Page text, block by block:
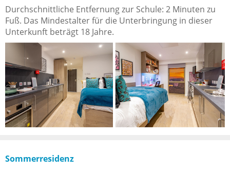
Durchschnittliche Entfernung zur Schule: 2 Minuten zu
Fuß. Das Mindestalter für die Unterbringung in dieser
Unterkunft beträgt 18 Jahre.
Sommerresidenz